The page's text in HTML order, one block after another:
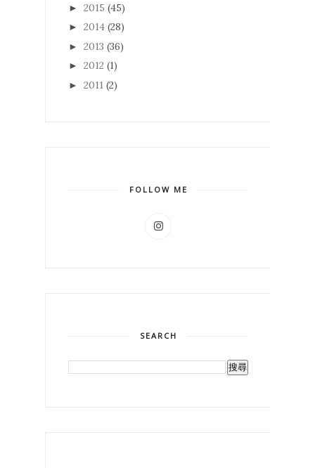
► 2015 (45)
► 2014 (28)
► 2013 (36)
► 2012 (1)
► 2011 (2)
FOLLOW ME
SEARCH